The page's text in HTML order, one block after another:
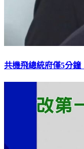
共機飛總統府僅5分